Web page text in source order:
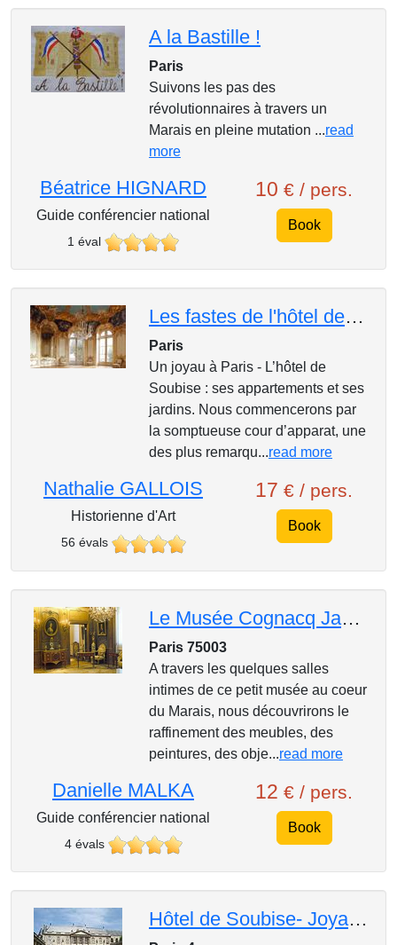
A la Bastille !
Paris
Suivons les pas des
révolutionnaires à travers un
Marais en pleine mutation ...read
more
Béatrice HIGNARD
Guide conférencier national
1 éval
10 € / pers.
Book
Les fastes de l'hôtel de Soubise
Paris
Un joyau à Paris - L’hôtel de
Soubise : ses appartements et ses
jardins. Nous commencerons par
la somptueuse cour d’apparat, une
des plus remarqu...read more
Nathalie GALLOIS
Historienne d'Art
56 évals
17 € / pers.
Book
Le Musée Cognacq Jay ou comment peut-on être à la mode au 18è siècle
Paris 75003
A travers les quelques salles
intimes de ce petit musée au coeur
du Marais, nous découvrirons le
raffinement des meubles, des
peintures, des obje...read more
Danielle MALKA
Guide conférencier national
4 évals
12 € / pers.
Book
Hôtel de Soubise- Joyau du Marais